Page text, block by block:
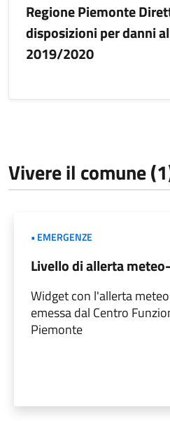
Regione Piemonte
disposizioni per danni
2019/2020
Vivere il comune
• EMERGENZE
Livello di allerta
Widget con l'allerta
emessa dal Centro
Piemonte